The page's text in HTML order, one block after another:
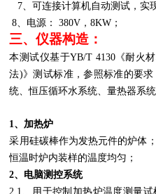
7、可连接计算机自动测试，实
8、电源： 380V，8KW；
三、仪器构造：
本测试仪基于YB/T 4130《耐火
法)》测试标准，参照标准的要
统、恒压循环水系统、量热器系统
1、加热炉
采用硅碳棒作为发热元件的炉体
恒温时炉内装样的温度均匀；
2、电脑测控系统
2.1、用于控制加热炉温度测量